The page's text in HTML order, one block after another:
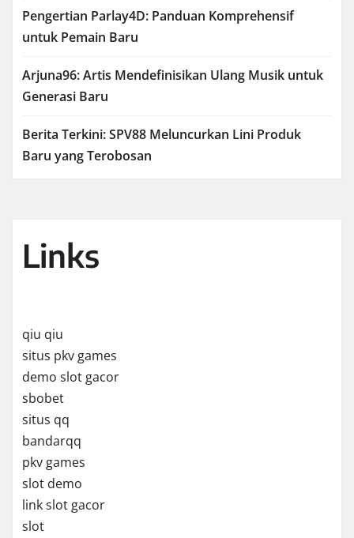
Pengertian Parlay4D: Panduan Komprehensif
untuk Pemain Baru
Arjuna96: Artis Mendefinisikan Ulang Musik untuk
Generasi Baru
Berita Terkini: SPV88 Meluncurkan Lini Produk
Baru yang Terobosan
Links
qiu qiu
situs pkv games
demo slot gacor
sbobet
situs qq
bandarqq
pkv games
slot demo
link slot gacor
slot